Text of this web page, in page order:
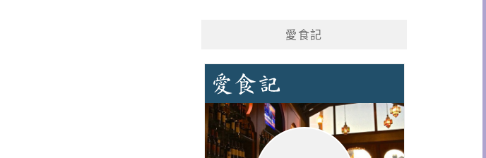
愛食記